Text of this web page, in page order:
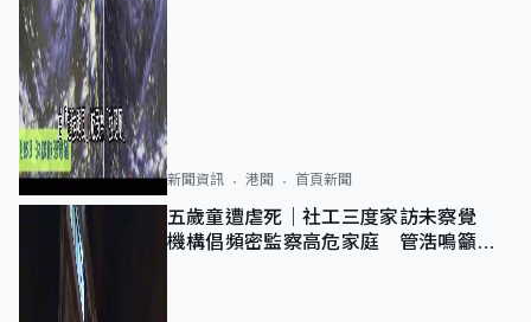
新聞資訊 港聞 首頁新聞
五歲童遭虐死｜社工三度家訪未察覺
機構倡頻密監察高危家庭 管浩鳴籲加